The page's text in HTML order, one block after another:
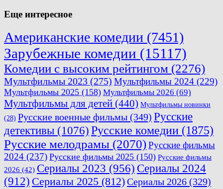
Еще интересное
Американские комедии (7451)
Зарубежные комедии (15117)
Комедии с высоким рейтингом (2276)
Мультфильмы 2023 (275) Мультфильмы 2024 (229)
Мультфильмы 2025 (158) Мультфильмы 2026 (69)
Мультфильмы для детей (440) Мультфильмы новинки
(28) Русские военные фильмы (349) Русские
детективы (1076)Русские комедии (1875)
Русские мелодрамы (2070)Русские фильмы
2024 (237) Русские фильмы 2025 (150) Русские фильмы
2026 (42) Сериалы 2023 (956) Сериалы 2024
(912) Сериалы 2025 (812)Сериалы 2026 (329)